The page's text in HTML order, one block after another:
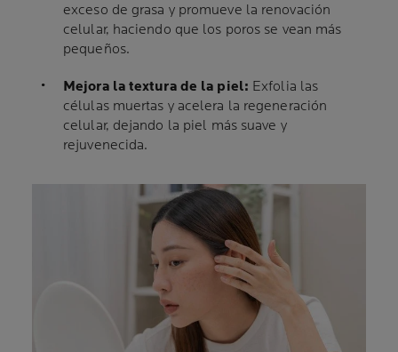
exceso de grasa y promueve la renovación
celular, haciendo que los poros se vean más
pequeños.
Mejora la textura de la piel: Exfolia las
células muertas y acelera la regeneración
celular, dejando la piel más suave y
rejuvenecida.